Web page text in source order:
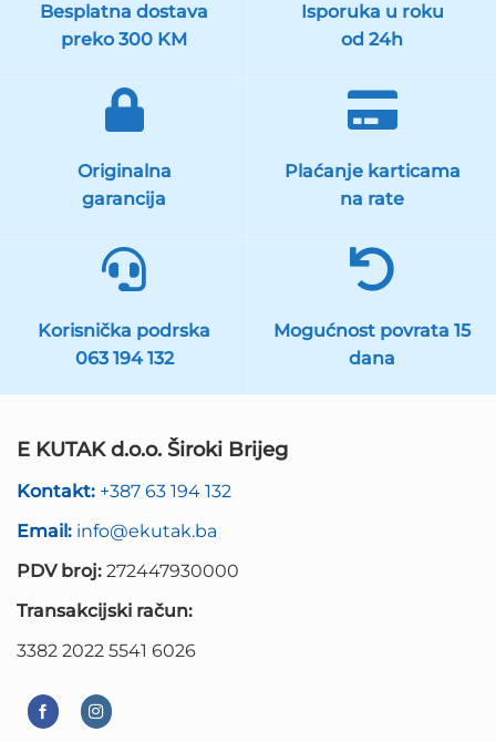
Besplatna dostava
preko 300 KM
Isporuka u roku
od 24h
Originalna
garancija
Plaćanje karticama
na rate
Korisnička podrska
063 194 132
Mogućnost povrata 15
dana
E KUTAK d.o.o. Široki Brijeg
Kontakt: +387 63 194 132
Email: info@ekutak.ba
PDV broj: 272447930000
Transakcijski račun:
3382 2022 5541 6026